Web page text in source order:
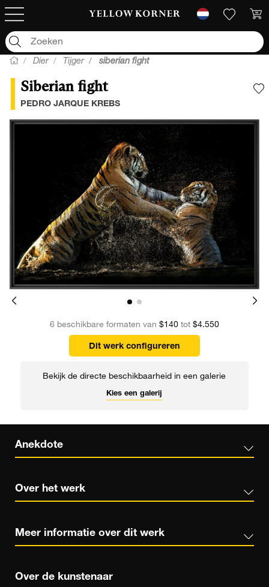
Dier Tijger siberian fight
Siberian fight
PEDRO JARQUE KREBS
6 beschikbare formaten van $140 tot $4.550
Dit werk configureren
Bekijk de directe beschikbaarheid in een galerie
Kies een galerij
Anekdote
Over het werk
Meer informatie over dit werk
Over de kunstenaar